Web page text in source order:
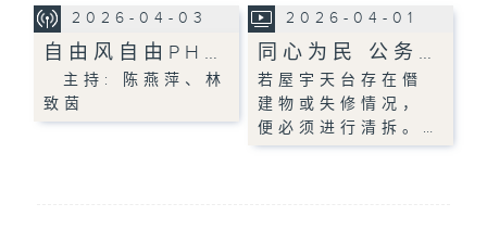
2026-04-03
自由风自由PH…
主持: 陈燕萍、林
致茵
2026-04-01
同心为民 公务…
若屋宇天台存在僭
建物或失修情况，
便必须进行清拆。…